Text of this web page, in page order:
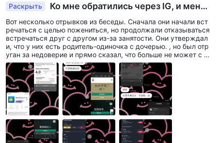
Раскрыть
Ко мне обратились через IG, и меня
лишили вложений под предлогом знакомства,
надеюсь, я смогу помочь вернуть сумму[d83
d][de4f]
Вот несколько отрывков из беседы. Сначала они начали вст
речаться с целью пожениться, но продолжали отказываться
встречаться друг с другом из-за занятости. Они утверждал
и, что у них есть родитель-одиночка с дочерью. , но был отр
уган за недоверие и прямо сказал, что больше не может с н
им связаться. Он использовал платформу Invech Corporation
для загрузки MT5, а также были требования сотрудничать с
деятельностью в последующей деятельности и т. д., но он на
стаивал на том, что у него нет денег и он не может вкладыва
ть большую сумму. Его попросили подать заявку на получен
ие кредита. Я вложил около 800 000 тайваньских долларов,
пока не получил сообщение о техническом обслуживании ве
б-страницы. В конце концов, я вообще не мог открыть систе
му и не мог работать. Тяжелая работа в будущем стала поро
сенком в глазах окружающих. Двойной удар эмоций и собст